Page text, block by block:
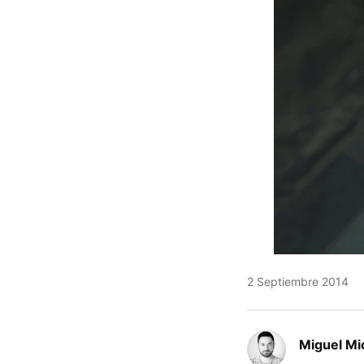
2 Septiembre 2014
Miguel